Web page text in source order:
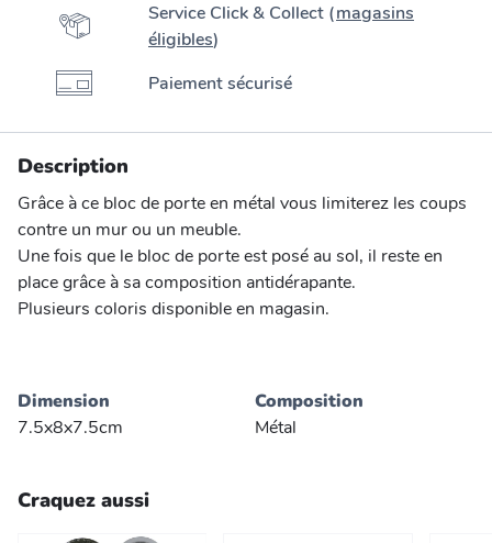
Service Click & Collect (magasins
éligibles)
Paiement sécurisé
Description
Grâce à ce bloc de porte en métal vous limiterez les coups
contre un mur ou un meuble.
Une fois que le bloc de porte est posé au sol, il reste en
place grâce à sa composition antidérapante.
Plusieurs coloris disponible en magasin.
Dimension
7.5x8x7.5cm
Composition
Métal
Craquez aussi